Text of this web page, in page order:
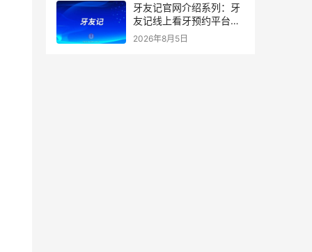
牙友记官网介绍系列：牙
友记线上看牙预约平台落
地同城就诊经验打破未知
2026年8月5日